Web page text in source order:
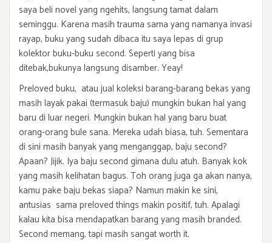
saya beli novel yang ngehits, langsung tamat dalam
seminggu. Karena masih trauma sama yang namanya invasi
rayap, buku yang sudah dibaca itu saya lepas di grup
kolektor buku-buku second. Seperti yang bisa
ditebak,bukunya langsung disamber. Yeay!
Preloved buku, atau jual koleksi barang-barang bekas yang
masih layak pakai (termasuk baju) mungkin bukan hal yang
baru di luar negeri. Mungkin bukan hal yang baru buat
orang-orang bule sana. Mereka udah biasa, tuh. Sementara
di sini masih banyak yang menganggap, baju second?
Apaan? Jijik. Iya baju second gimana dulu atuh. Banyak kok
yang masih kelihatan bagus. Toh orang juga ga akan nanya,
kamu pake baju bekas siapa? Namun makin ke sini,
antusias sama preloved things makin positif, tuh. Apalagi
kalau kita bisa mendapatkan barang yang masih branded.
Second memang, tapi masih sangat worth it.